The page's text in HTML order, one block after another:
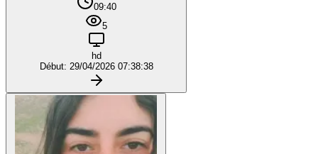
09:40
5
hd
Début: 29/04/2026 07:38:38